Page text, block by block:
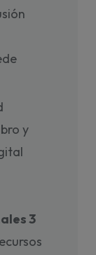
y
3